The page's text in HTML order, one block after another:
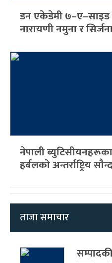
डन एकेडेमी
नारायणी नमुना र
नेपाली
हर्बलको अन्तर्राष्ट्रिय
ताजा समाचार